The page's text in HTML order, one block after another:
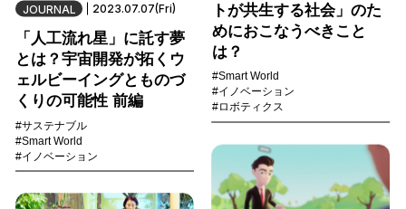
トが共生する社会」のた
めにおこなうべきこと
は？
#Smart World
#イノベーション
#ロボティクス
JOURNAL 2023.07.07(Fri)
「人工流れ星」に託す夢
とは？宇宙開発が拓くウ
ェルビーイングとものづ
くりの可能性 前編
#サステナブル
#Smart World
#イノベーション